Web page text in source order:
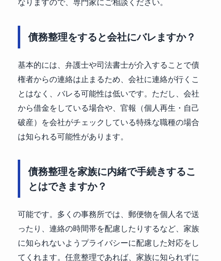
なりますので、専門家にご相談ください。
債務整理をすると会社にバレますか？
基本的には、弁護士や司法書士が介入することで債
権者からの連絡は止まるため、会社に連絡が行くこ
とはなく、バレる可能性は低いです。ただし、会社
から借金をしている場合や、官報（個人再生・自己
破産）を会社がチェックしている特殊な職種の場合
は知られる可能性があります。
債務整理を家族に内緒で手続きするこ
とはできますか？
可能です。多くの事務所では、郵便物を個人名で送
ったり、連絡の時間帯を配慮したりするなど、家族
に知られないようプライバシーに配慮した対応をし
てくれます。任意整理であれば、家族に知られずに